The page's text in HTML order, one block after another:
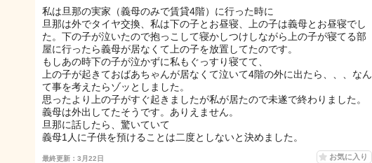
私は旦那の実家（義母のみで賃貸4階）に行った時に
旦那は外でタイヤ交換、私は下の子とお昼寝、上の子は義母とお昼寝でし
た。下の子が泣いたので抱っこして寝かしつけしながら上の子が寝てる部
屋に行ったら義母が居なくて上の子を放置してたのです。
もしあの時下の子が泣かずに私もぐっすり寝てて、
上の子が起きておばあちゃんが居なくて泣いて4階の外に出たら、、、なん
て事を考えたらゾッとしました。
思ったより上の子がすぐ起きましたが私が居たので未遂で終わりました。
義母は外出してたそうです。ありえません。
旦那に話したら、驚いていて
義母1人に子供を預けることは二度としないと決めました。
最終更新：3月22日 お気に入り